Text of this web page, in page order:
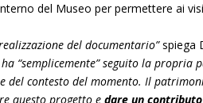
del Museo per permettere ai
del documentario”spiega
“semplicemente” seguito la
del contesto del momento. Il
questo progetto edare un